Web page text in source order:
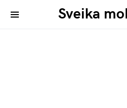
Sveika